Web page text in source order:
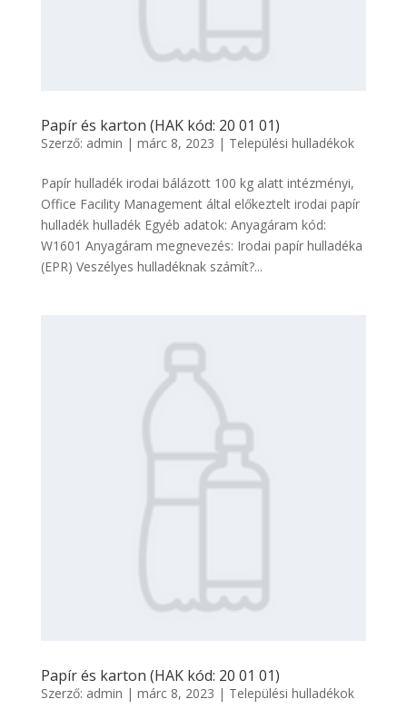
Papír és karton (HAK kód: 20 01 01)
Szerző: admin | márc 8, 2023 | Települési hulladékok
Papír hulladék irodai bálázott 100 kg alatt intézményi,
Office Facility Management által előkeztelt irodai papír
hulladék hulladék Egyéb adatok: Anyagáram kód:
W1601 Anyagáram megnevezés: Irodai papír hulladéka
(EPR) Veszélyes hulladéknak számít?...
Papír és karton (HAK kód: 20 01 01)
Szerző: admin | márc 8, 2023 | Települési hulladékok